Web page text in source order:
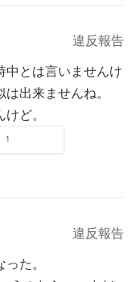
違反報告
中とは言いませんけ
出来ませんね。
ど。
1
違反報告
た。